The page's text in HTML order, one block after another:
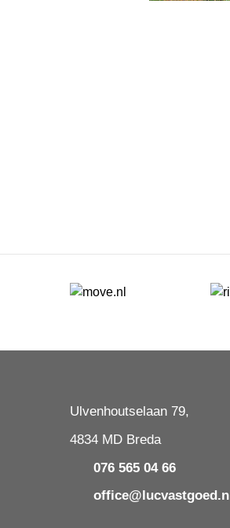
Ulvenhoutselaan 79,
4834 MD Breda
076 565 04 66
office@lucvastgoed.nl